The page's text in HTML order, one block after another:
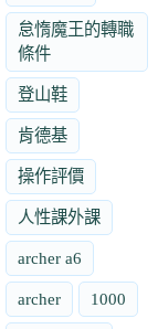
怠惰魔王的轉職
條件
登山鞋
肯德基
操作評價
人性課外課
archer a6
archer 1000